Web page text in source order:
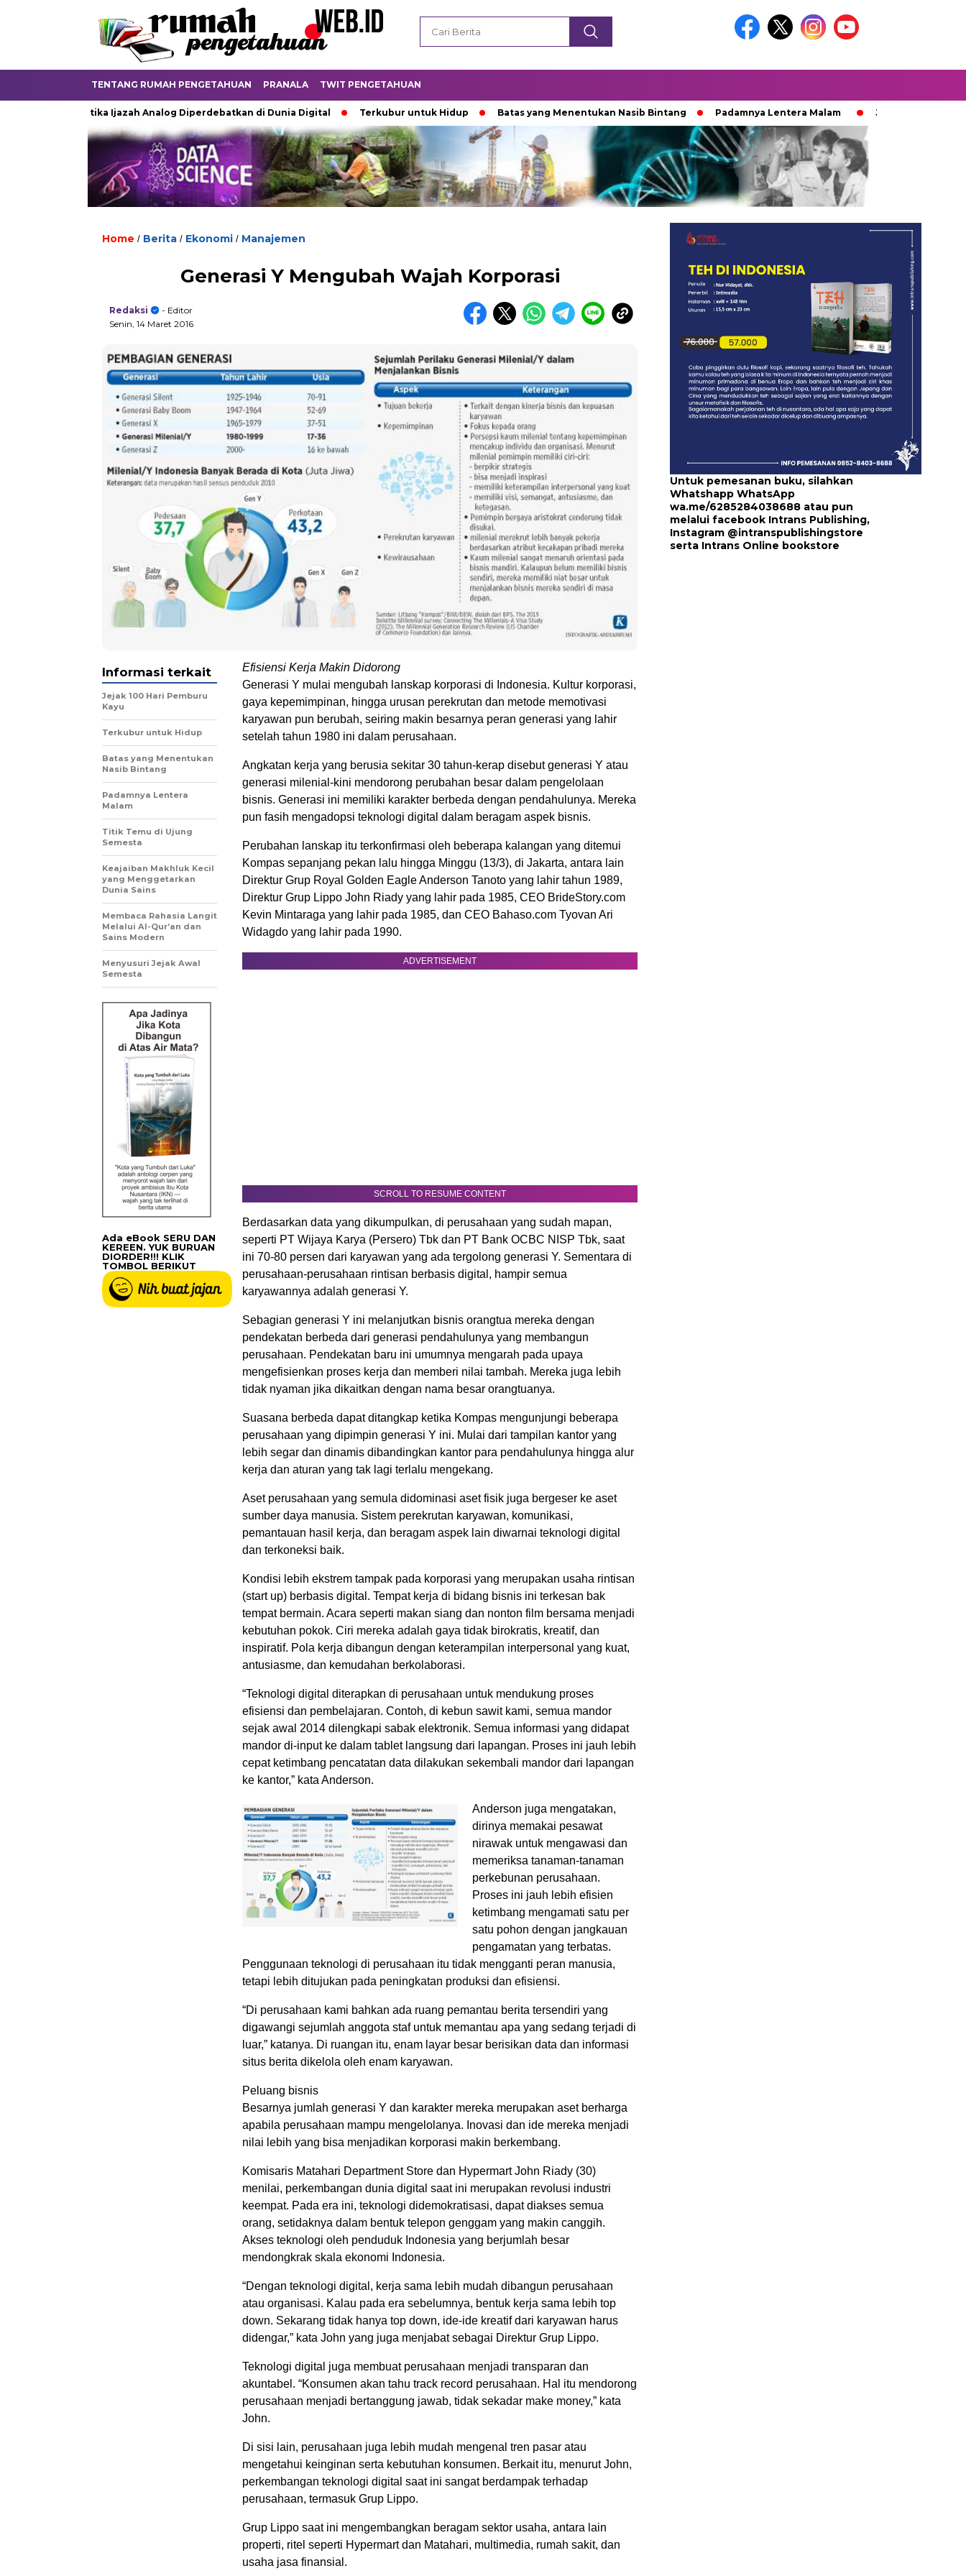
TENTANG RUMAH PENGETAHUAN PRANALA TWIT PENGETAHUAN
Ketika Ijazah Analog Diperdebatkan di Dunia Digital Terkubur untuk Hidup Batas yang Menentukan Nasib Bintang Padamnya Lentera Malam Jejak 100 Hari Pemburu
Home / Berita / Ekonomi / Manajemen
Generasi Y Mengubah Wajah Korporasi
Redaksi
- Editor
Senin, 14 Maret 2016
Efisiensi Kerja Makin Didorong
Generasi Y mulai mengubah lanskap korporasi di Indonesia. Kultur korporasi,
gaya kepemimpinan, hingga urusan perekrutan dan metode memotivasi
karyawan pun berubah, seiring makin besarnya peran generasi yang lahir
setelah tahun 1980 ini dalam perusahaan.
Angkatan kerja yang berusia sekitar 30 tahun-kerap disebut generasi Y atau
generasi milenial-kini mendorong perubahan besar dalam pengelolaan
bisnis. Generasi ini memiliki karakter berbeda dengan pendahulunya. Mereka
pun fasih mengadopsi teknologi digital dalam beragam aspek bisnis.
Perubahan lanskap itu terkonfirmasi oleh beberapa kalangan yang ditemui
Kompas sepanjang pekan lalu hingga Minggu (13/3), di Jakarta, antara lain
Direktur Grup Royal Golden Eagle Anderson Tanoto yang lahir tahun 1989,
Direktur Grup Lippo John Riady yang lahir pada 1985, CEO BrideStory.com
Kevin Mintaraga yang lahir pada 1985, dan CEO Bahaso.com Tyovan Ari
Widagdo yang lahir pada 1990.
ADVERTISEMENT
SCROLL TO RESUME CONTENT
Berdasarkan data yang dikumpulkan, di perusahaan yang sudah mapan,
seperti PT Wijaya Karya (Persero) Tbk dan PT Bank OCBC NISP Tbk, saat
ini 70-80 persen dari karyawan yang ada tergolong generasi Y. Sementara di
perusahaan-perusahaan rintisan berbasis digital, hampir semua
karyawannya adalah generasi Y.
Sebagian generasi Y ini melanjutkan bisnis orangtua mereka dengan
pendekatan berbeda dari generasi pendahulunya yang membangun
perusahaan. Pendekatan baru ini umumnya mengarah pada upaya
mengefisienkan proses kerja dan memberi nilai tambah. Mereka juga lebih
tidak nyaman jika dikaitkan dengan nama besar orangtuanya.
Suasana berbeda dapat ditangkap ketika Kompas mengunjungi beberapa
perusahaan yang dipimpin generasi Y ini. Mulai dari tampilan kantor yang
lebih segar dan dinamis dibandingkan kantor para pendahulunya hingga alur
kerja dan aturan yang tak lagi terlalu mengekang.
Aset perusahaan yang semula didominasi aset fisik juga bergeser ke aset
sumber daya manusia. Sistem perekrutan karyawan, komunikasi,
pemantauan hasil kerja, dan beragam aspek lain diwarnai teknologi digital
dan terkoneksi baik.
Kondisi lebih ekstrem tampak pada korporasi yang merupakan usaha rintisan
(start up) berbasis digital. Tempat kerja di bidang bisnis ini terkesan bak
tempat bermain. Acara seperti makan siang dan nonton film bersama menjadi
kebutuhan pokok. Ciri mereka adalah gaya tidak birokratis, kreatif, dan
inspiratif. Pola kerja dibangun dengan keterampilan interpersonal yang kuat,
antusiasme, dan kemudahan berkolaborasi.
“Teknologi digital diterapkan di perusahaan untuk mendukung proses
efisiensi dan pembelajaran. Contoh, di kebun sawit kami, semua mandor
sejak awal 2014 dilengkapi sabak elektronik. Semua informasi yang didapat
mandor di-input ke dalam tablet langsung dari lapangan. Proses ini jauh lebih
cepat ketimbang pencatatan data dilakukan sekembali mandor dari lapangan
ke kantor,” kata Anderson.
Anderson juga mengatakan,
dirinya memakai pesawat
nirawak untuk mengawasi dan
memeriksa tanaman-tanaman
perkebunan perusahaan.
Proses ini jauh lebih efisien
ketimbang mengamati satu per
satu pohon dengan jangkauan
pengamatan yang terbatas.
Penggunaan teknologi di perusahaan itu tidak mengganti peran manusia,
tetapi lebih ditujukan pada peningkatan produksi dan efisiensi.
“Di perusahaan kami bahkan ada ruang pemantau berita tersendiri yang
digawangi sejumlah anggota staf untuk memantau apa yang sedang terjadi di
luar,” katanya. Di ruangan itu, enam layar besar berisikan data dan informasi
situs berita dikelola oleh enam karyawan.
Peluang bisnis
Besarnya jumlah generasi Y dan karakter mereka merupakan aset berharga
apabila perusahaan mampu mengelolanya. Inovasi dan ide mereka menjadi
nilai lebih yang bisa menjadikan korporasi makin berkembang.
Komisaris Matahari Department Store dan Hypermart John Riady (30)
menilai, perkembangan dunia digital saat ini merupakan revolusi industri
keempat. Pada era ini, teknologi didemokratisasi, dapat diakses semua
orang, setidaknya dalam bentuk telepon genggam yang makin canggih.
Akses teknologi oleh penduduk Indonesia yang berjumlah besar
mendongkrak skala ekonomi Indonesia.
“Dengan teknologi digital, kerja sama lebih mudah dibangun perusahaan
atau organisasi. Kalau pada era sebelumnya, bentuk kerja sama lebih top
down. Sekarang tidak hanya top down, ide-ide kreatif dari karyawan harus
didengar,” kata John yang juga menjabat sebagai Direktur Grup Lippo.
Teknologi digital juga membuat perusahaan menjadi transparan dan
akuntabel. “Konsumen akan tahu track record perusahaan. Hal itu mendorong
perusahaan menjadi bertanggung jawab, tidak sekadar make money,” kata
John.
Di sisi lain, perusahaan juga lebih mudah mengenal tren pasar atau
mengetahui keinginan serta kebutuhan konsumen. Berkait itu, menurut John,
perkembangan teknologi digital saat ini sangat berdampak terhadap
perusahaan, termasuk Grup Lippo.
Grup Lippo saat ini mengembangkan beragam sektor usaha, antara lain
properti, ritel seperti Hypermart dan Matahari, multimedia, rumah sakit, dan
usaha jasa finansial.
Informasi terkait
Jejak 100 Hari Pemburu
Kayu
Terkubur untuk Hidup
Batas yang Menentukan
Nasib Bintang
Padamnya Lentera
Malam
Titik Temu di Ujung
Semesta
Keajaiban Makhluk Kecil
yang Menggetarkan
Dunia Sains
Membaca Rahasia Langit
Melalui Al-Qur’an dan
Sains Modern
Menyusuri Jejak Awal
Semesta
Ada eBook SERU DAN
KEREEN. YUK BURUAN
DIORDER!!! KLIK
TOMBOL BERIKUT
Untuk pemesanan buku, silahkan
Whatshapp WhatsApp
wa.me/6285284038688 atau pun
melalui facebook Intrans Publishing,
Instagram @intranspublishingstore
serta Intrans Online bookstore